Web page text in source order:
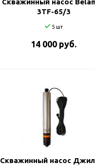
Скважинный насос
3TF-65/3
5 шт
14 000 руб.
Скважинный насос